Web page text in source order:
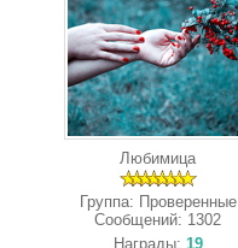
Любимица
Группа: Проверенные
Сообщений: 1302
Награды: 19